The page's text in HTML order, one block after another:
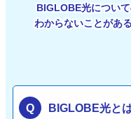
BIGLOBE光につい
わからないことがあ
BIGLOBE光と